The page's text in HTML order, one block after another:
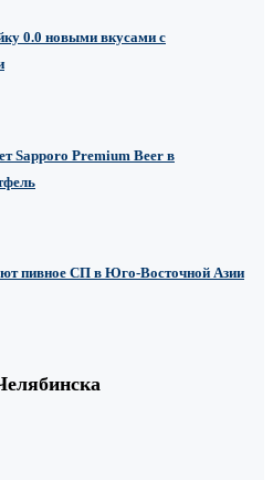
0.0 новыми вкусами с
Sapporo Premium Beer в
пивное СП в Юго-Восточной Азии